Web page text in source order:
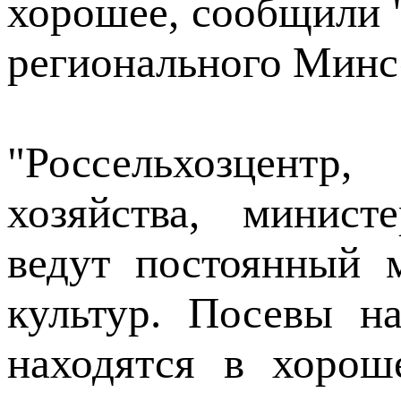
хорошее, сообщили
регионального
хозяйства,
ведут постоянный
культур. Посевы
находятся в